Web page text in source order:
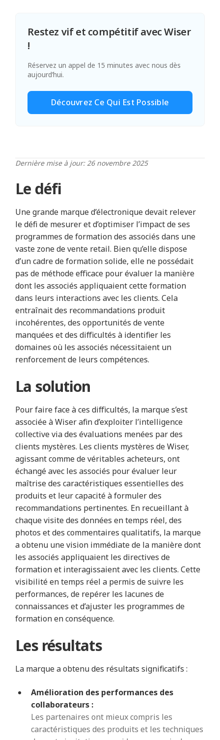
Restez vif et compétitif avec Wiser
!
Réservez un appel de 15 minutes avec nous dès
aujourd’hui.
Découvrez Ce Qui Est Possible
Dernière mise à jour: 26 novembre 2025
Le défi
Une grande marque d’électronique devait relever
le défi de mesurer et d’optimiser l’impact de ses
programmes de formation des associés dans une
vaste zone de vente retail. Bien qu’elle dispose
d’un cadre de formation solide, elle ne possédait
pas de méthode efficace pour évaluer la manière
dont les associés appliquaient cette formation
dans leurs interactions avec les clients. Cela
entraînait des recommandations produit
incohérentes, des opportunités de vente
manquées et des difficultés à identifier les
domaines où les associés nécessitaient un
renforcement de leurs compétences.
La solution
Pour faire face à ces difficultés, la marque s’est
associée à Wiser afin d’exploiter l’intelligence
collective via des évaluations menées par des
clients mystères. Les clients mystères de Wiser,
agissant comme de véritables acheteurs, ont
échangé avec les associés pour évaluer leur
maîtrise des caractéristiques essentielles des
produits et leur capacité à formuler des
recommandations pertinentes. En recueillant à
chaque visite des données en temps réel, des
photos et des commentaires qualitatifs, la marque
a obtenu une vision immédiate de la manière dont
les associés appliquaient les directives de
formation et interagissaient avec les clients. Cette
visibilité en temps réel a permis de suivre les
performances, de repérer les lacunes de
connaissances et d’ajuster les programmes de
formation en conséquence.
Les résultats
La marque a obtenu des résultats significatifs :
Amélioration des performances des
collaborateurs :
Les partenaires ont mieux compris les
caractéristiques des produits et les techniques